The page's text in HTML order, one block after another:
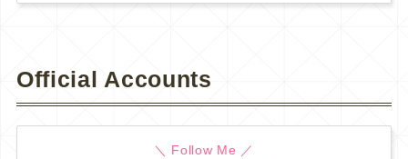
Official Accounts
＼ Follow Me ／